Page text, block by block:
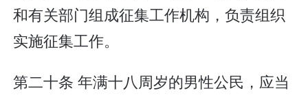
和有关部门组成征集工作机构，负责组织
实施征集工作。
第二十条 年满十八周岁的男性公民，应当